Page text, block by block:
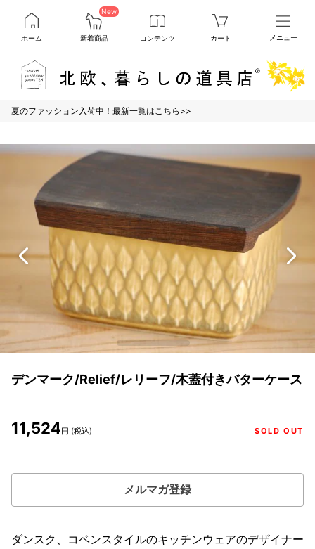
ホーム
New
新着商品 コンテンツ カート メニュー
夏のファッション入荷中！最新一覧はこちら>>
デンマーク/Relief/レリーフ/木蓋付きバターケース
11,524円 (税込) SOLD OUT
メルマガ登録
ダンスク、コベンスタイルのキッチンウェアのデザイナー